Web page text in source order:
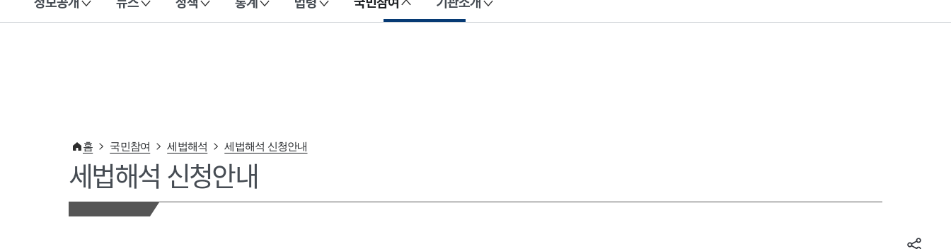
이 누리집은 대한민국 공식 전자정부 누리집입니다.
홈 국민참여 세법해석 세법해석 신청안내
세법해석 신청안내